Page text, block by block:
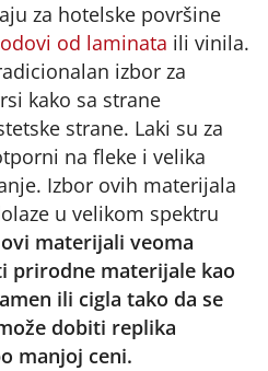
za hotelske površine
od laminata ili vinila.
izbor za
kako sa strane
strane. Laki su za
na fleke i velika
Izbor ovih materijala
u velikom spektru
materijali veoma
prirodne materijale kao
ili cigla tako da se
dobiti replika
manjoj ceni.